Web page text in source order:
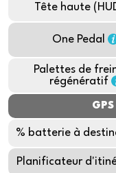
Tête haute
One Pedal
Palettes de
régénératif
% batterie à
Planificateur